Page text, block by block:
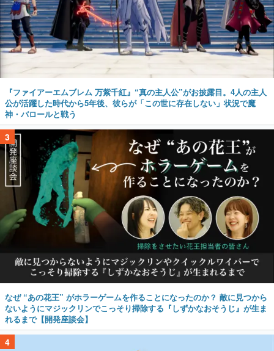
『ファイアーエムブレム 万紫千紅』“真の主人公”がお披露目。4人の主人
公が活躍した時代から5年後、彼らが「この世に存在しない」状況で魔
神・バロールと戦う
3
なぜ “あの花王” がホラーゲームを作ることになったのか？ 敵に見つから
ないようにマジックリンでこっそり掃除する『しずかなおそうじ』が生ま
れるまで【開発座談会】
4